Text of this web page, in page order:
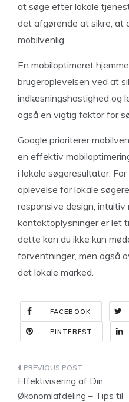
at søge efter lokale
det afgørende at sikre, at
mobilvenlig.
En mobiloptimeret
brugeroplevelsen ved at
indlæsningshastighed og
også en vigtig faktor for
Google prioriterer
en effektiv
i lokale søgeresultater.
oplevelse for lokale
responsive design,
kontaktoplysninger er let
dette kan du ikke kun
forventninger, men også
det lokale marked.
FACEBOOK
PINTEREST
Effektivisering af Din
Økonomiafdeling – Tips til